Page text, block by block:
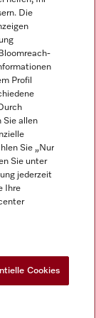
Die
Profil
Sie allen
Sie „Nur
Sie unter
jederzeit
Ihre
Cookies